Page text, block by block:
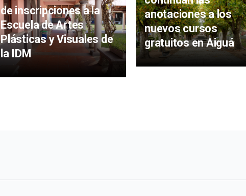
de inscripciones a la
Escuela de Artes
Plásticas y Visuales de
la IDM
anotaciones a los
nuevos cursos
gratuitos en Aiguá